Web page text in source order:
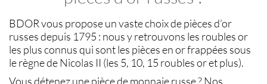
BDORvous propose un vaste choix depièces d’or
russesdepuis 1795 : nous y retrouvons les roubles or
les plus connus qui sont les pièces en orfrappées sous
le règne de Nicolas II (les 5, 10, 15 roubles oret plus).
Vous détenez unepièce de monnaie russe? Nos